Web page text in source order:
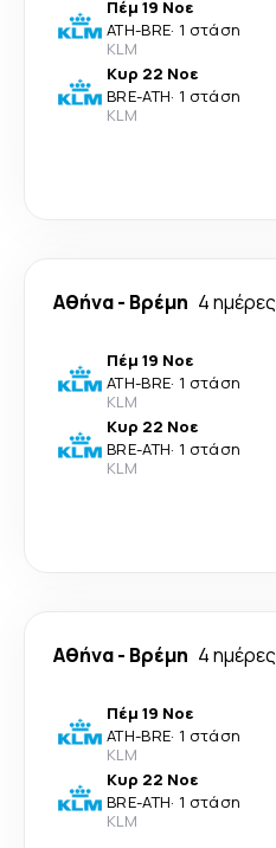
Πέμ 19 Νοε
ATH-BRE· 1 στάση
KLM
Κυρ 22 Νοε
BRE-ATH· 1 στάση
KLM
Αθήνα- Βρέμη 4 ημέρες
Πέμ 19 Νοε
ATH-BRE· 1 στάση
KLM
Κυρ 22 Νοε
BRE-ATH· 1 στάση
KLM
Αθήνα- Βρέμη 4 ημέρες
Πέμ 19 Νοε
ATH-BRE· 1 στάση
KLM
Κυρ 22 Νοε
BRE-ATH· 1 στάση
KLM